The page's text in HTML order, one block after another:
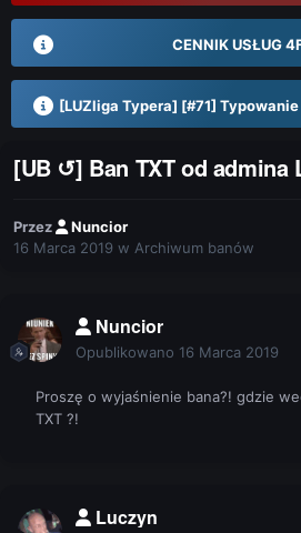
CENNIK USŁUG
[LUZliga Typera] [#71]
[UB ↺] Ban TXT od admina
Przez
Nuncior
16 Marca 2019 w Archiwum banów
Nuncior
Opublikowano 16 Marca 2019
Proszę o wyjaśnienie bana?! gdzie
TXT ?!
Luczyn